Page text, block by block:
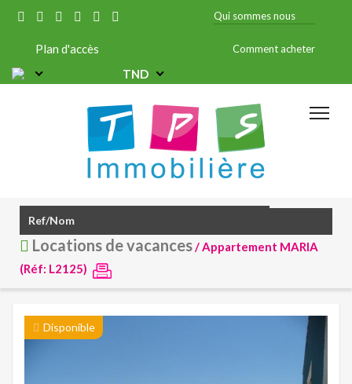
Qui sommes nous
Plan d'accès Comment acheter
TND
Locations de vacances/ Appartement MARIA
(Réf: L2125)
Disponible